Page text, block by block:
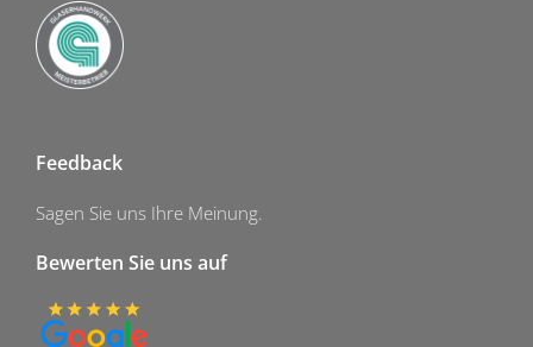
Feedback
Sagen Sie uns Ihre Meinung.
Bewerten Sie uns auf